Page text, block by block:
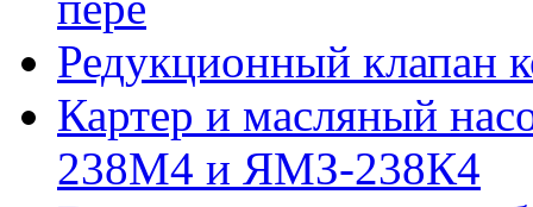
Редукционный клапан
Картер и масляный
238М4 и ЯМЗ-238К4